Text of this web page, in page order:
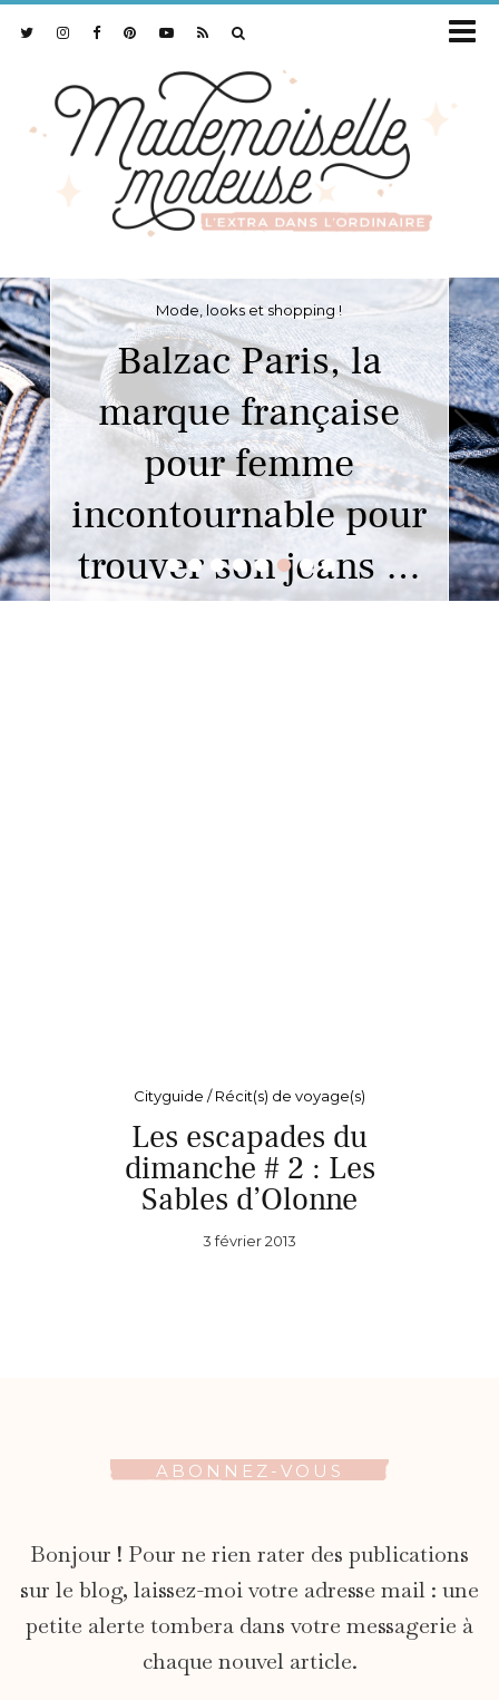
••••••••
Mode, looks et shopping !
Balzac Paris, la
marque française
pour femme
incontournable pour
trouver son jeans …
Cityguide / Récit(s) de voyage(s)
Les escapades du
dimanche # 2 : Les
Sables d’Olonne
3 février 2013
ABONNEZ-VOUS
Bonjour ! Pour ne rien rater des publications
sur le blog, laissez-moi votre adresse mail : une
petite alerte tombera dans votre messagerie à
chaque nouvel article.